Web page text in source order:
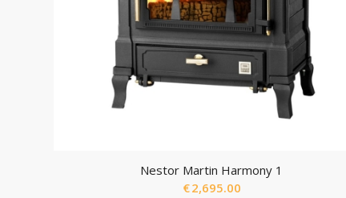
Nestor Martin Harmony 1
€2,695.00